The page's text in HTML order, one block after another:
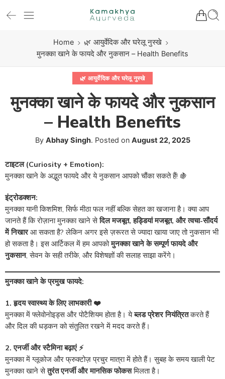
Home
🌿 आयुर्वेदिक और घरेलू नुस्खे
मुनक्का खाने के फायदे और नुकसान – Health Benefits
🌿 आयुर्वेदिक और घरेलू नुस्खे
मुनक्का खाने के फायदे और नुकसान
– Health Benefits
By Abhay Singh. Posted on August 22, 2025
टाइटल (Curiosity + Emotion):
मुनक्का खाने के अद्भुत फायदे और ये नुकसान आपको चौंका सकते हैं! 🍇
इंट्रोडक्शन:
मुनक्का यानी किशमिश, सिर्फ मीठा फल नहीं बल्कि सेहत का खजाना है। क्या आप
जानते हैं कि रोज़ाना मुनक्का खाने सेदिल मजबूत, हड्डियां मजबूत, और त्वचा-सौंदर्य
में निखारआ सकता है? लेकिन अगर इसे ज़रूरत से ज्यादा खाया जाए तो नुकसान भी
हो सकता है। इस आर्टिकल में हम आपकोमुनक्का खाने के सम्पूर्ण फायदे और
नुकसान, सेवन के सही तरीके, और विशेषज्ञों की सलाह साझा करेंगे।
मुनक्का खाने के प्रमुख फायदे:
1. हृदय स्वास्थ्य के लिए लाभकारी ❤️
मुनक्का में फ्लेवोनोइड्स और पोटैशियम होता है। येब्लड प्रेशर नियंत्रितकरते हैं
और दिल की धड़कन को संतुलित रखने में मदद करते हैं।
2. एनर्जी और स्टैमिना बढ़ाएं ⚡
मुनक्का में ग्लूकोज और फ्रुक्टोज़ प्रचुर मात्रा में होते हैं। सुबह के समय खाली पेट
मुनक्का खाने सेतुरंत एनर्जी और मानसिक फोकसमिलता है।